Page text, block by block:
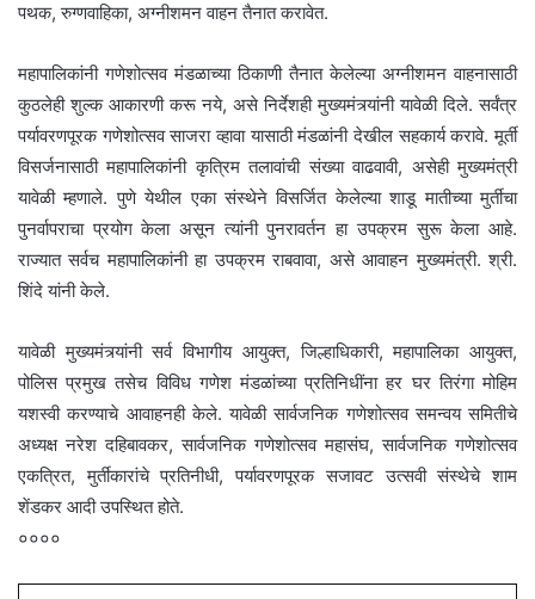
पथक, रुग्णवाहिका, अग्नीशमन वाहन तैनात करावेत.
महापालिकांनी गणेशोत्सव मंडळाच्या ठिकाणी तैनात केलेल्या अग्नीशमन वाहनासाठी
कुठलेही शुल्क आकारणी करू नये, असे निर्देशही मुख्यमंत्र्यांनी यावेळी दिले. सर्वंत्र
पर्यावरणपूरक गणेशोत्सव साजरा व्हावा यासाठी मंडळांनी देखील सहकार्य करावे. मूर्ती
विसर्जनासाठी महापालिकांनी कृत्रिम तलावांची संख्या वाढवावी, असेही मुख्यमंत्री
यावेळी म्हणाले. पुणे येथील एका संस्थेने विसर्जित केलेल्या शाडू मातीच्या मुर्तीचा
पुनर्वापराचा प्रयोग केला असून त्यांनी पुनरावर्तन हा उपक्रम सुरू केला आहे.
राज्यात सर्वच महापालिकांनी हा उपक्रम राबवावा, असे आवाहन मुख्यमंत्री. श्री.
शिंदे यांनी केले.
यावेळी मुख्यमंत्र्यांनी सर्व विभागीय आयुक्त, जिल्हाधिकारी, महापालिका आयुक्त,
पोलिस प्रमुख तसेच विविध गणेश मंडळांच्या प्रतिनिधींना हर घर तिरंगा मोहिम
यशस्वी करण्याचे आवाहनही केले. यावेळी सार्वजनिक गणेशोत्सव समन्वय समितीचे
अध्यक्ष नरेश दहिबावकर, सार्वजनिक गणेशोत्सव महासंघ, सार्वजनिक गणेशोत्सव
एकत्रित, मुर्तीकारांचे प्रतिनीधी, पर्यावरणपूरक सजावट उत्सवी संस्थेचे शाम
शेंडकर आदी उपस्थित होते.
००००